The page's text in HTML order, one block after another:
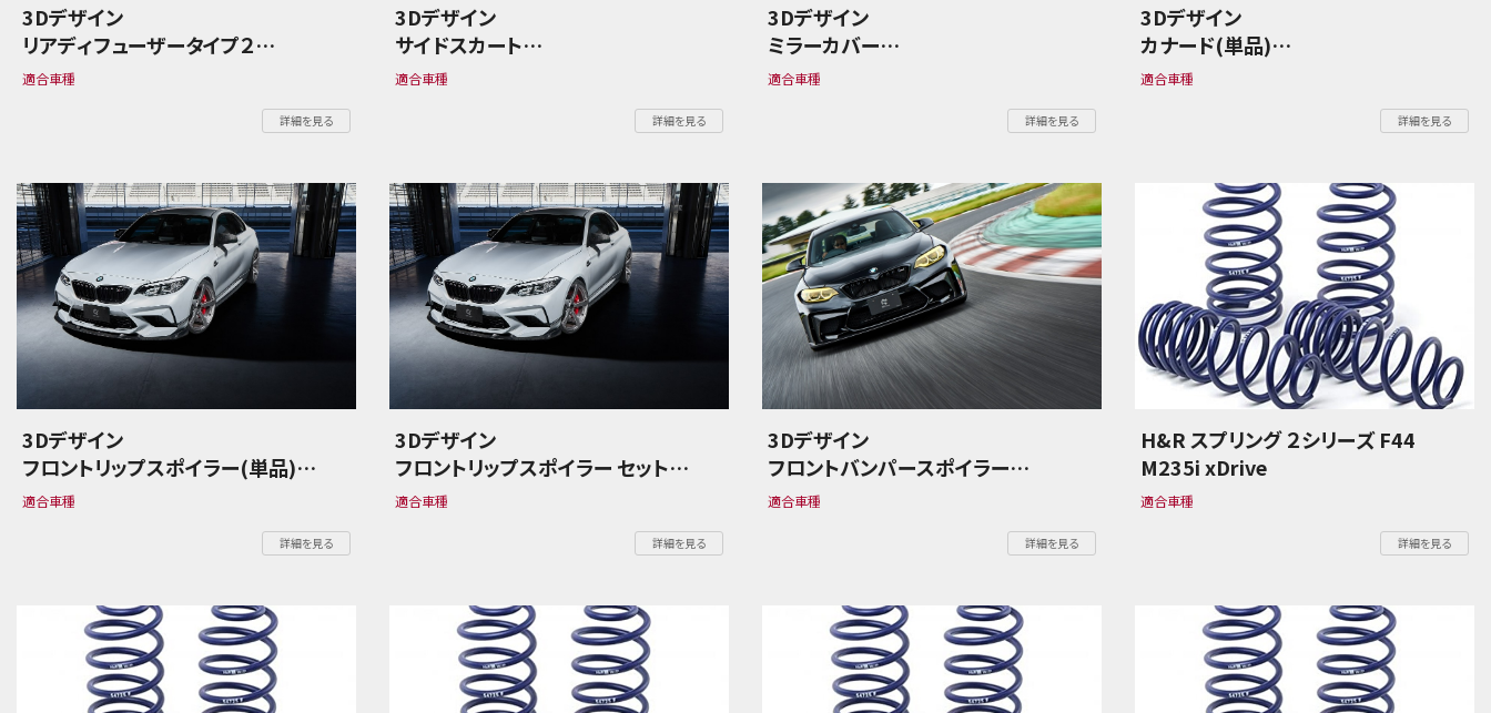
3Dデザイン
リアディフューザータイプ２
BMW 2シリーズ F87 M2
適合車種
詳細を見る
3Dデザイン
サイドスカート
BMW 2シリーズ F87 M2
適合車種
詳細を見る
3Dデザイン
ミラーカバー
BMW 2シリーズ F87 M2
適合車種
詳細を見る
3Dデザイン
カナード(単品)
BMW 2シリーズ F87 M2
適合車種
詳細を見る
3Dデザイン
フロントリップスポイラー(単品)
BMW 2シリーズ F87 M2
適合車種
詳細を見る
3Dデザイン
フロントリップスポイラー セット
BMW 2シリーズ F87 M2
適合車種
詳細を見る
3Dデザイン
フロントバンパースポイラー
BMW 2シリーズ F87 M2
適合車種
詳細を見る
H&R スプリング ２シリーズ F44
M235i xDrive
適合車種
詳細を見る